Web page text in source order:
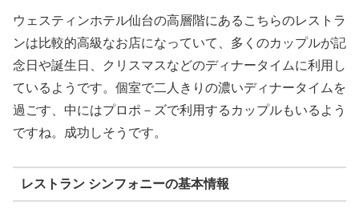
ウェスティンホテル仙台の高層階にあるこちらのレストラ
ンは比較的高級なお店になっていて、多くのカップルが記
念日や誕生日、クリスマスなどのディナータイムに利用し
ているようです。個室で二人きりの濃いディナータイムを
過ごす、中にはプロポ－ズで利用するカップルもいるよう
ですね。成功しそうです。
レストラン シンフォニーの基本情報